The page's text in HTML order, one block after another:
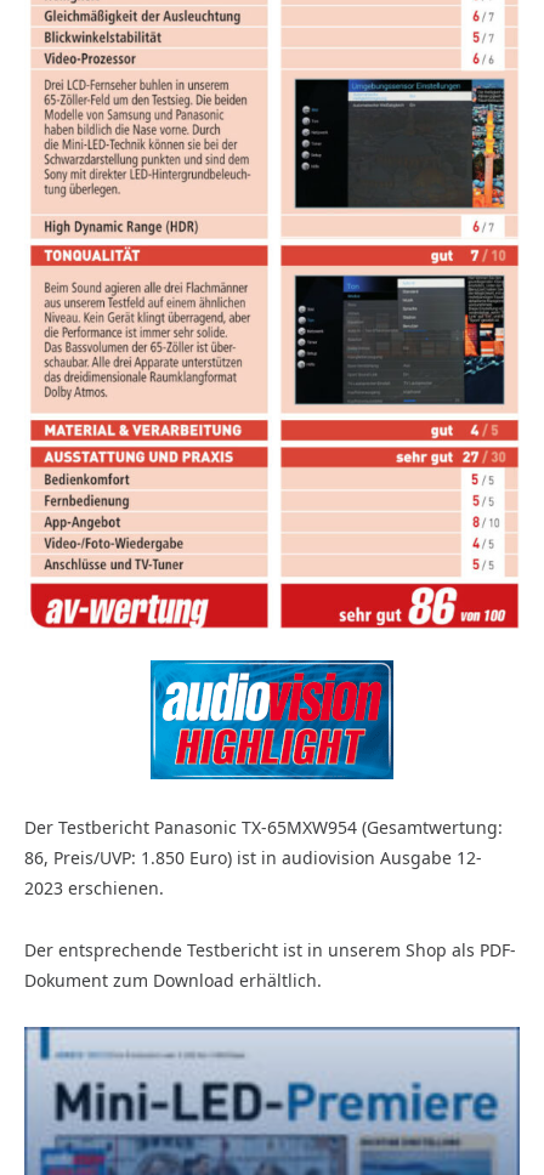
Der Testbericht Panasonic TX-65MXW954 (Gesamtwertung:
86, Preis/UVP: 1.850 Euro) ist in audiovision Ausgabe 12-
2023 erschienen.
Der entsprechende Testbericht ist in unserem Shop als PDF-
Dokument zum Download erhältlich.